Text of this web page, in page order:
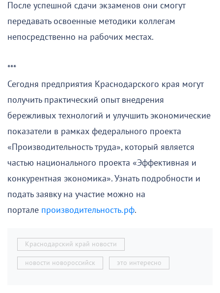
После успешной сдачи экзаменов они смогут
передавать освоенные методики коллегам
непосредственно на рабочих местах.
***
Сегодня предприятия Краснодарского края могут
получить практический опыт внедрения
бережливых технологий и улучшить экономические
показатели в рамках федерального проекта
«Производительность труда», который является
частью национального проекта «Эффективная и
конкурентная экономика». Узнать подробности и
подать заявку на участие можно на
портале производительность.рф.
Краснодарский край новости
новости новороссийск это интересно